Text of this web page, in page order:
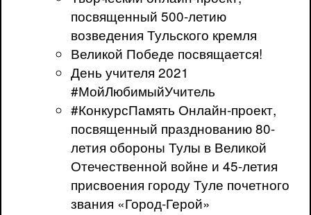
посвященный 500-летию
возведения Тульского кремля
Великой Победе посвящается!
День учителя 2021
#МойЛюбимыйУчитель
#КонкурсПамять Онлайн-проект,
посвященный празднованию 80-
летия обороны Тулы в Великой
Отечественной войне и 45-летия
присвоения городу Туле почетного
звания «Город-Герой»